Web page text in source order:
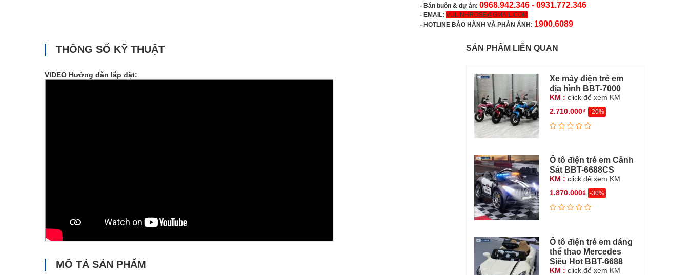
- Bán buôn & dự án: 0968.942.346 - 0931.772.346
- EMAIL: VULINHROSE@GMAIL.COM
- HOTLINE BẢO HÀNH VÀ PHẢN ÁNH: 1900.6089
THÔNG SỐ KỸ THUẬT
VIDEO Hướng dẫn lắp đặt:
MÔ TẢ SẢN PHẨM
SẢN PHẨM LIÊN QUAN
Xe máy điện trẻ em
địa hình BBT-7000
KM : click để xem KM
2.710.000₫ -20%
Ô tô điện trẻ em Cảnh
Sát BBT-6688CS
KM : click để xem KM
1.870.000₫ -30%
Ô tô điện trẻ em dáng
thể thao Mercedes
Siêu Hot BBT-6688
KM : click để xem KM